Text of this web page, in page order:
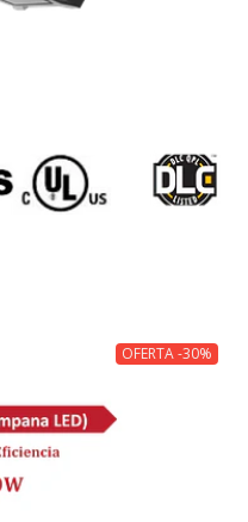
OFERTA -30%